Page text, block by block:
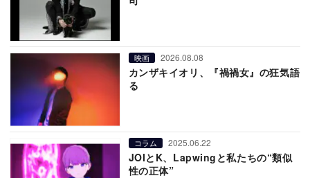
映画 2026.08.08
カンザキイオリ、『禍禍女』の狂気語
る
コラム 2025.06.22
JOIとK、Lapwingと私たちの“類似
性の正体”